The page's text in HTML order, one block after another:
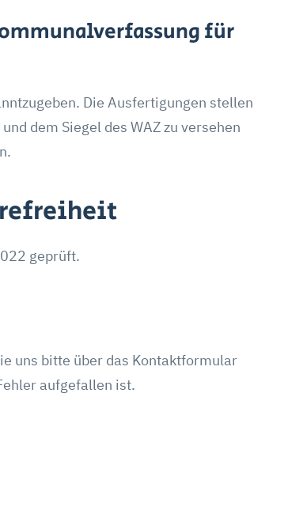
für
Die Ausfertigungen stellen
dem Siegel des WAZ zu versehen
geprüft.
uns bitte über das Kontaktformular
aufgefallen ist.